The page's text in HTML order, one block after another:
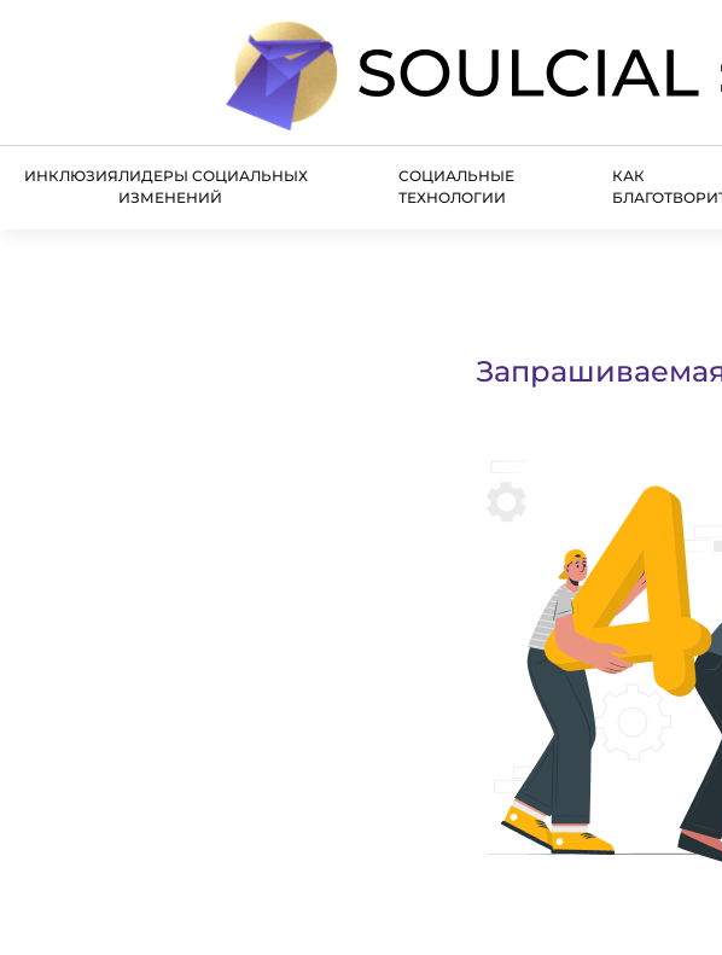
ИНКЛЮЗИЯЛИДЕРЫ СОЦИАЛЬНЫХ
ИЗМЕНЕНИЙ
СОЦИАЛЬНЫЕ
ТЕХНОЛОГИИ
КАК